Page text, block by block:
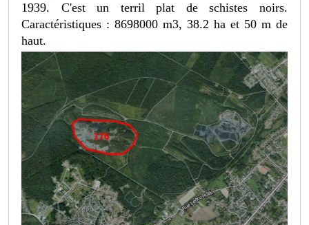
1939. C'est un terril plat de schistes noirs.
Caractéristiques : 8698000 m3, 38.2 ha et 50 m de
haut.